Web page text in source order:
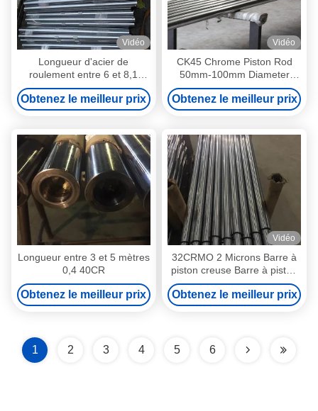
Vidéo
Longueur d'acier de
roulement entre 6 et 8,1
mètres
Obtenez le meilleur prix
Vidéo
CK45 Chrome Piston Rod
50mm-100mm Diameter
1000mm-11000mm Length
with 20-30 Micron Chrome
Plating
Obtenez le meilleur prix
Longueur entre 3 et 5 mètres
0,4 40CR
Obtenez le meilleur prix
Vidéo
32CRMO 2 Microns Barre à
piston creuse Barre à piston
creuse Fabrication de
précision
Obtenez le meilleur prix
1 2 3 4 5 6